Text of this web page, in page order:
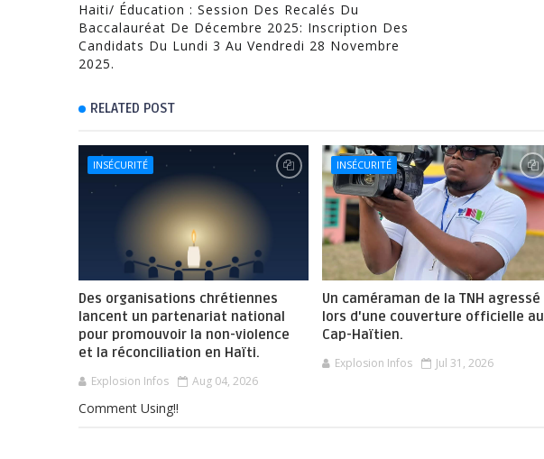
Haiti/ Éducation : Session Des Recalés Du
Baccalauréat De Décembre 2025: Inscription Des
Candidats Du Lundi 3 Au Vendredi 28 Novembre
2025.
RELATED POST
INSÉCURITÉ
Des organisations chrétiennes
lancent un partenariat national
pour promouvoir la non-violence
et la réconciliation en Haïti.
Explosion Infos Aug 04, 2026
INSÉCURITÉ
Un caméraman de la TNH agressé
lors d'une couverture officielle au
Cap-Haïtien.
Explosion Infos Jul 31, 2026
Comment Using!!